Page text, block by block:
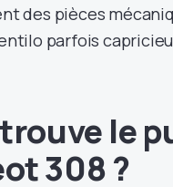
des pièces
parfois
le
308 ?